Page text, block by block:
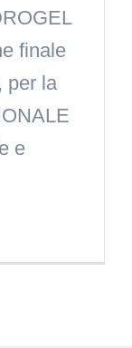
finale
per la
e